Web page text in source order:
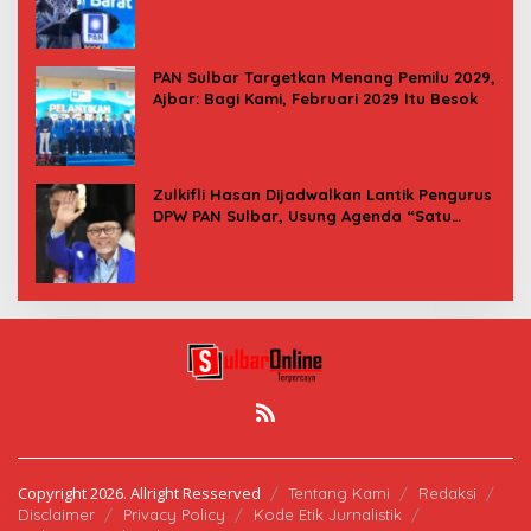
PAN Sulbar Targetkan Menang Pemilu 2029,
Ajbar: Bagi Kami, Februari 2029 Itu Besok
Zulkifli Hasan Dijadwalkan Lantik Pengurus
DPW PAN Sulbar, Usung Agenda “Satu
Copyright 2026. Allright Resserved Tentang Kami
Redaksi
Disclaimer
Privacy Policy
Kode Etik Jurnalistik